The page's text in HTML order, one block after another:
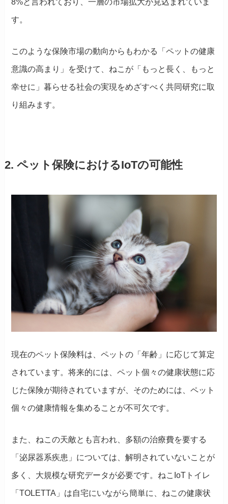
8%と言われており、一層の市場拡大が見込まれていま
す。
このような保険市場の動向からもわかる「ペットの健康
意識の高まり」を受けて、ねこが「もっと長く、もっと
幸せに」暮らせる社会の実現をめざすべく共同研究に取
り組みます。
2. ペット保険におけるIoTの可能性
現在のペット保険料は、ペットの「年齢」に応じて算定
されています。将来的には、ペット個々の健康状態に応
じた保険が期待されていますが、そのためには、ペット
個々の健康情報を集めることが不可欠です。
また、ねこの天敵とも言われ、多額の治療費を要する
「泌尿器系疾患」については、解明されていないことが
多く、大規模な研究データが必要です。ねこIoTトイレ
「TOLETTA」は自宅にいながら簡単に、ねこの健康状